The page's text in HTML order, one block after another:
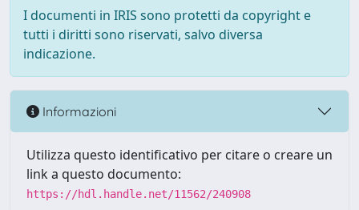
I documenti in IRIS sono protetti da copyright e
tutti i diritti sono riservati, salvo diversa
indicazione.
Informazioni
Utilizza questo identificativo per citare o creare un
link a questo documento:
https://hdl.handle.net/11562/240908